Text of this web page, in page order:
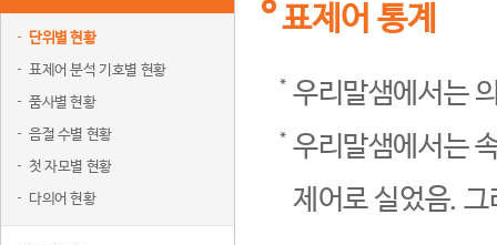
단위별 현황
표제어 분석 기호별 현황
품사별 현황
음절 수별 현황
첫 자모별 현황
다의어 현황
표제어 통계
우리말샘에서는
우리말샘에서는
제어로 실었음.